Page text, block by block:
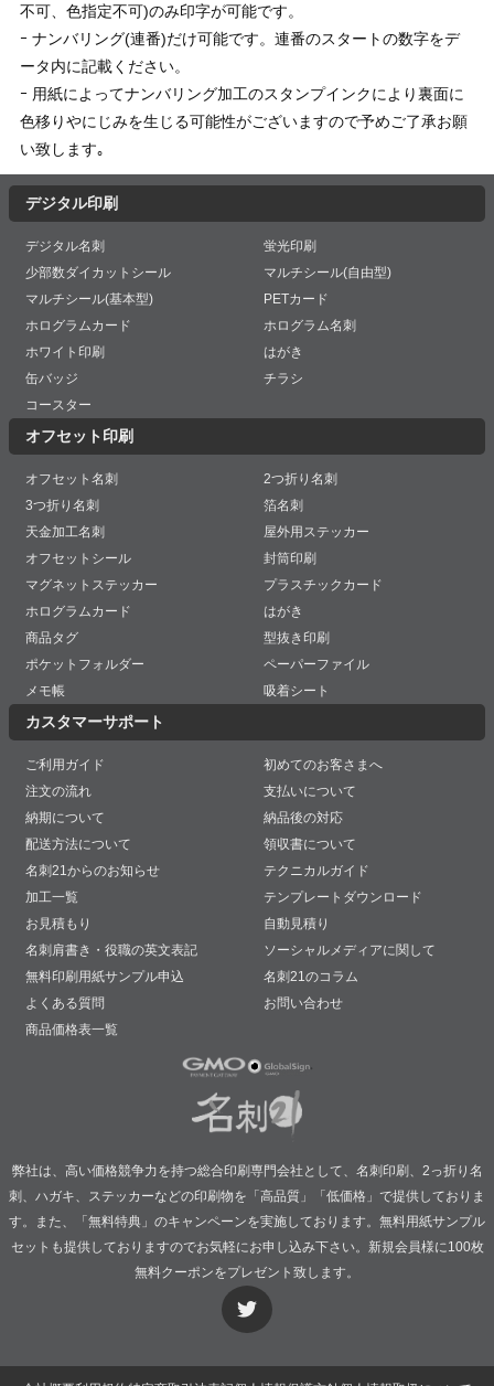
不可、色指定不可)のみ印字が可能です。
ｰ ナンバリング(連番)だけ可能です。連番のスタートの数字をデ
ータ内に記載ください。
ｰ 用紙によってナンバリング加工のスタンプインクにより裏面に
色移りやにじみを生じる可能性がございますので予めご了承お願
い致します｡
デジタル印刷
デジタル名刺
蛍光印刷
少部数ダイカットシール
マルチシール(自由型)
マルチシール(基本型)
PETカード
ホログラムカード
ホログラム名刺
ホワイト印刷
はがき
缶バッジ
チラシ
コースター
オフセット印刷
オフセット名刺
2つ折り名刺
3つ折り名刺
箔名刺
天金加工名刺
屋外用ステッカー
オフセットシール
封筒印刷
マグネットステッカー
プラスチックカード
ホログラムカード
はがき
商品タグ
型抜き印刷
ポケットフォルダー
ペーパーファイル
メモ帳
吸着シート
カスタマーサポート
ご利用ガイド
初めてのお客さまへ
注文の流れ
支払いについて
納期について
納品後の対応
配送方法について
領収書について
名刺21からのお知らせ
テクニカルガイド
加工一覧
テンプレートダウンロード
お見積もり
自動見積り
名刺肩書き・役職の英文表記
ソーシャルメディアに関して
無料印刷用紙サンプル申込
名刺21のコラム
よくある質問
お問い合わせ
商品価格表一覧
弊社は、高い価格競争力を持つ総合印刷専門会社として、名刺印刷、2っ折り名
刺、ハガキ、ステッカーなどの印刷物を「高品質」「低価格」で提供しておりま
す。また、「無料特典」のキャンペーンを実施しております。無料用紙サンプル
セットも提供しておりますのでお気軽にお申し込み下さい。新規会員様に100枚
無料クーポンをプレゼント致します。